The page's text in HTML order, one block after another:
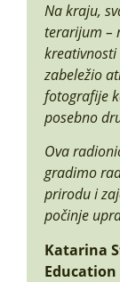
Na kraju,
terarijum –
kreativnosti
zabeležio
fotografije
posebno
Ova
gradimo
prirodu i
počinje
Katarina